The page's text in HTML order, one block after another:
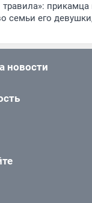
травила»:
семьи его
новости